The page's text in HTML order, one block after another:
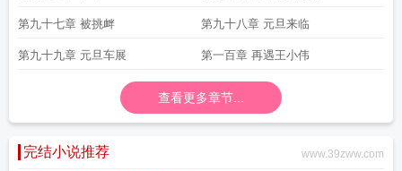
第九十七章 被挑衅 第九十八章 元旦来临
第九十九章 元旦车展 第一百章 再遇王小伟
查看更多章节...
完结小说推荐 www.39zww.com